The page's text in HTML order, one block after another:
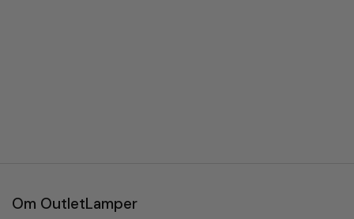
Om OutletLamper